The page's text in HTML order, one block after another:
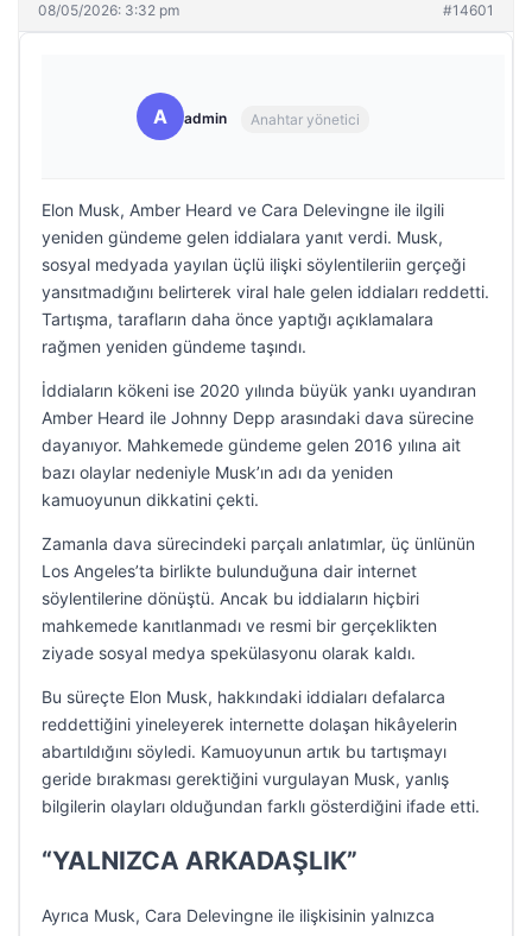
08/05/2026: 3:32 pm #14601
A admin Anahtar yönetici
Elon Musk, Amber Heard ve Cara Delevingne ile ilgili
yeniden gündeme gelen iddialara yanıt verdi. Musk,
sosyal medyada yayılan üçlü ilişki söylentileriin gerçeği
yansıtmadığını belirterek viral hale gelen iddiaları reddetti.
Tartışma, tarafların daha önce yaptığı açıklamalara
rağmen yeniden gündeme taşındı.
İddiaların kökeni ise 2020 yılında büyük yankı uyandıran
Amber Heard ile Johnny Depp arasındaki dava sürecine
dayanıyor. Mahkemede gündeme gelen 2016 yılına ait
bazı olaylar nedeniyle Musk’ın adı da yeniden
kamuoyunun dikkatini çekti.
Zamanla dava sürecindeki parçalı anlatımlar, üç ünlünün
Los Angeles’ta birlikte bulunduğuna dair internet
söylentilerine dönüştü. Ancak bu iddiaların hiçbiri
mahkemede kanıtlanmadı ve resmi bir gerçeklikten
ziyade sosyal medya spekülasyonu olarak kaldı.
Bu süreçte Elon Musk, hakkındaki iddiaları defalarca
reddettiğini yineleyerek internette dolaşan hikâyelerin
abartıldığını söyledi. Kamuoyunun artık bu tartışmayı
geride bırakması gerektiğini vurgulayan Musk, yanlış
bilgilerin olayları olduğundan farklı gösterdiğini ifade etti.
“YALNIZCA ARKADAŞLIK”
Ayrıca Musk, Cara Delevingne ile ilişkisinin yalnızca